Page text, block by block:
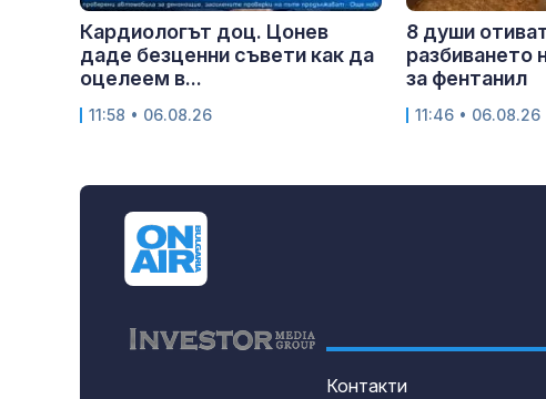
Кардиологът доц. Цонев
даде безценни съвети как да
оцелеем в...
11:58 • 06.08.26
8 души
разбиването
за фентанил
11:46 • 06.08.26
Контакти